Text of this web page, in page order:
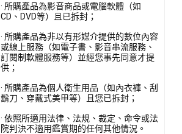
· 所購產品為影音商品或電腦軟體（如
CD、DVD等）且已拆封；
· 所購產品為非以有形媒介提供的數位內容
或線上服務（如電子書、影音串流服務、
訂閱制軟體服務等）並經您事先同意才提
供；
· 所購產品為個人衛生用品（如內衣褲、刮
鬍刀、穿戴式美甲等）且您已拆封；
· 依照所適用法律、法規、裁定、命令或法
院判決不適用鑑賞期的任何其他情況。